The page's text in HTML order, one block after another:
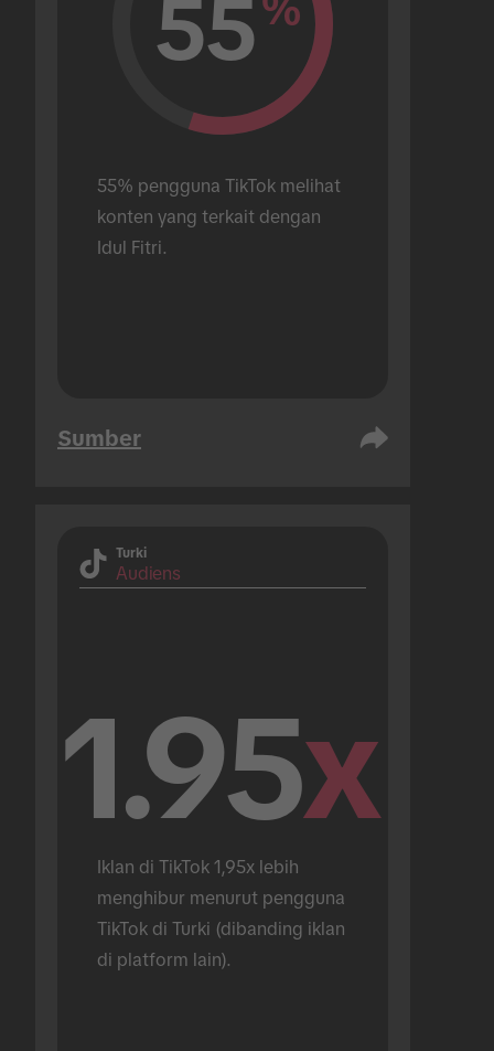
55
55% pengguna TikTok melihat
konten yang terkait dengan
Idul Fitri.
Sumber
Turki
Audiens
1.95x
Iklan di TikTok 1,95x lebih
menghibur menurut pengguna
TikTok di Turki (dibanding iklan
di platform lain).